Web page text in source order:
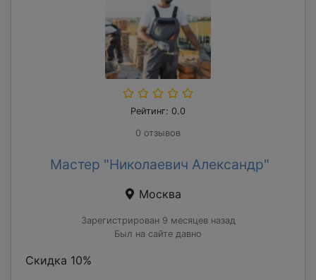
Рейтинг: 0.0
0 отзывов
Мастер "Николаевич Александр"
Москва
Зарегистрирован 9 месяцев назад
Был на сайте давно
Скидка 10%